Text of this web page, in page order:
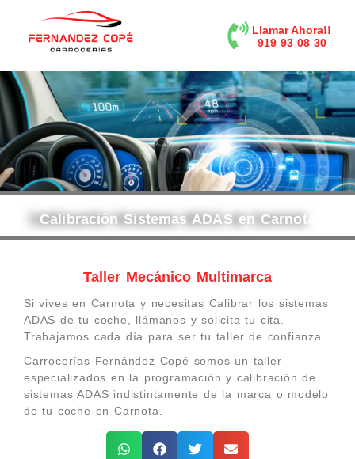
Llamar Ahora!!
919 93 08 30
Calibración Sistemas ADAS en Carnota
Taller Mecánico Multimarca
Si vives en Carnota y necesitas Calibrar los sistemas
ADAS de tu coche, llámanos y solicita tu cita.
Trabajamos cada día para ser tu taller de confianza.
Carrocerías Fernández Copé somos un taller
especializados en la programación y calibración de
sistemas ADAS indistintamente de la marca o modelo
de tu coche en Carnota.